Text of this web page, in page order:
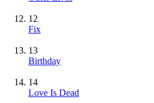
12
Fix
13
Birthday
14
Love Is Dead